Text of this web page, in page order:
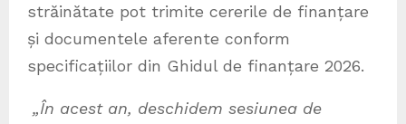
străinătate pot trimite cererile de finanțare
și documentele aferente conform
specificațiilor din Ghidul de finanțare 2026.
„În acest an, deschidem sesiunea de